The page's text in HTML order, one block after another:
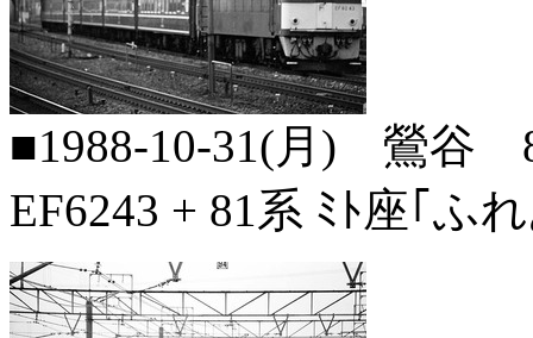
■1988-10-31(月) 鶯谷
EF6243 + 81系 ﾐﾄ座｢ふ